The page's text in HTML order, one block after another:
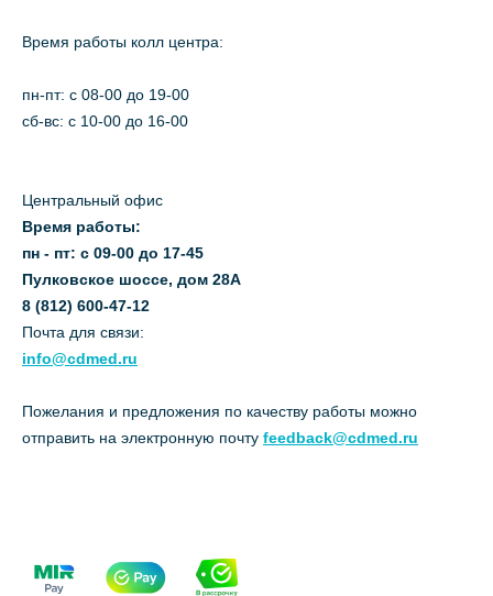
Время работы колл центра:
пн-пт: c 08-00 до 19-00
сб-вс: с 10-00 до 16-00
Центральный офис
Время работы:
пн - пт: с 09-00 до 17-45
Пулковское шоссе, дом 28А
8 (812) 600-47-12
Почта для связи:
info@cdmed.ru
Пожелания и предложения по качеству работы можно
отправить на электронную почту feedback@cdmed.ru